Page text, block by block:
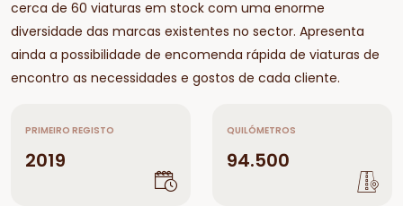
cerca de 60 viaturas em stock com uma enorme
diversidade das marcas existentes no sector. Apresenta
ainda a possibilidade de encomenda rápida de viaturas de
encontro as necessidades e gostos de cada cliente.
PRIMEIRO REGISTO
2019
QUILÓMETROS
94.500